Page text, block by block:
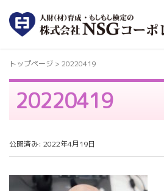
トップページ > 20220419
20220419
公開済み: 2022年4月19日